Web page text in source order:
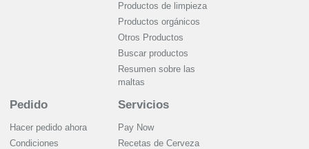
Productos de limpieza
Productos orgánicos
Otros Productos
Buscar productos
Resumen sobre las
maltas
Pedido
Hacer pedido ahora
Condiciones
Servicios
Pay Now
Recetas de Cerveza